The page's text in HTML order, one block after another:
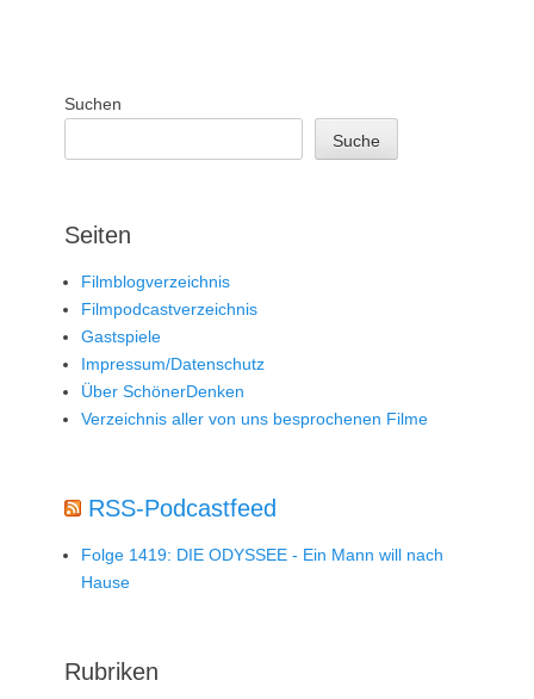
Suchen
Suche
Seiten
Filmblogverzeichnis
Filmpodcastverzeichnis
Gastspiele
Impressum/Datenschutz
Über SchönerDenken
Verzeichnis aller von uns besprochenen Filme
RSS-Podcastfeed
Folge 1419: DIE ODYSSEE - Ein Mann will nach
Hause
Rubriken